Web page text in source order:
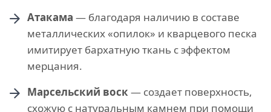
Атакама — благодаря наличию в составе
металлических «опилок» и кварцевого песка
имитирует бархатную ткань с эффектом
мерцания.
Марсельский воск— создает поверхность,
схожую с натуральным камнем при помощи